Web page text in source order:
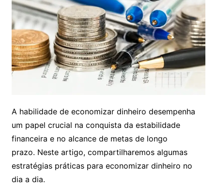
A habilidade de economizar dinheiro desempenha
um papel crucial na conquista da estabilidade
financeira e no alcance de metas de longo
prazo. Neste artigo, compartilharemos algumas
estratégias práticas para economizar dinheiro no
dia a dia.